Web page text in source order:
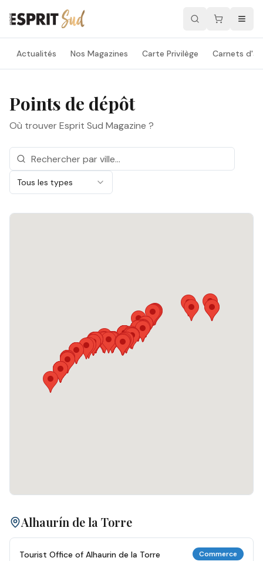
Actualités Nos Magazines Carte Privilège Carnets
Points de dépôt
Où trouver Esprit Sud Magazine ?
Tous les types
Alhaurín de la Torre
Tourist Office of Alhaurin de la Torre Commerce